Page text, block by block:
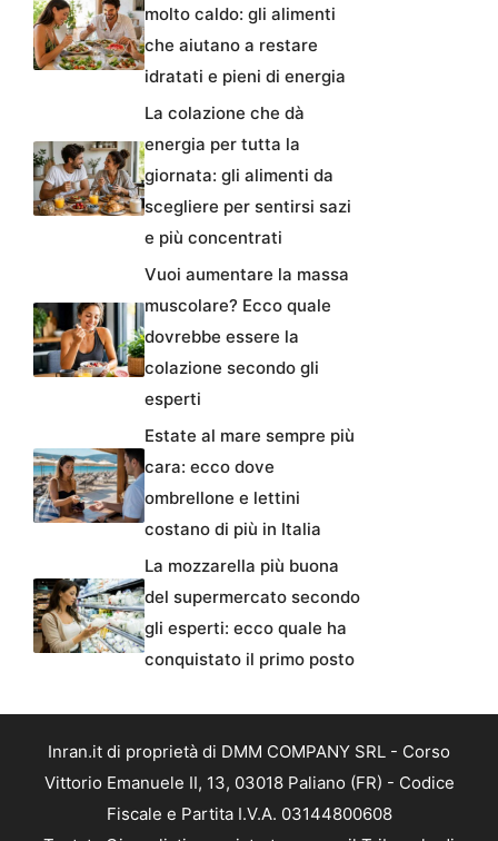
molto caldo: gli alimenti
che aiutano a restare
idratati e pieni di energia
La colazione che dà
energia per tutta la
giornata: gli alimenti da
scegliere per sentirsi sazi
e più concentrati
Vuoi aumentare la massa
muscolare? Ecco quale
dovrebbe essere la
colazione secondo gli
esperti
Estate al mare sempre più
cara: ecco dove
ombrellone e lettini
costano di più in Italia
La mozzarella più buona
del supermercato secondo
gli esperti: ecco quale ha
conquistato il primo posto
Inran.it di proprietà di DMM COMPANY SRL - Corso
Vittorio Emanuele II, 13, 03018 Paliano (FR) - Codice
Fiscale e Partita I.V.A. 03144800608